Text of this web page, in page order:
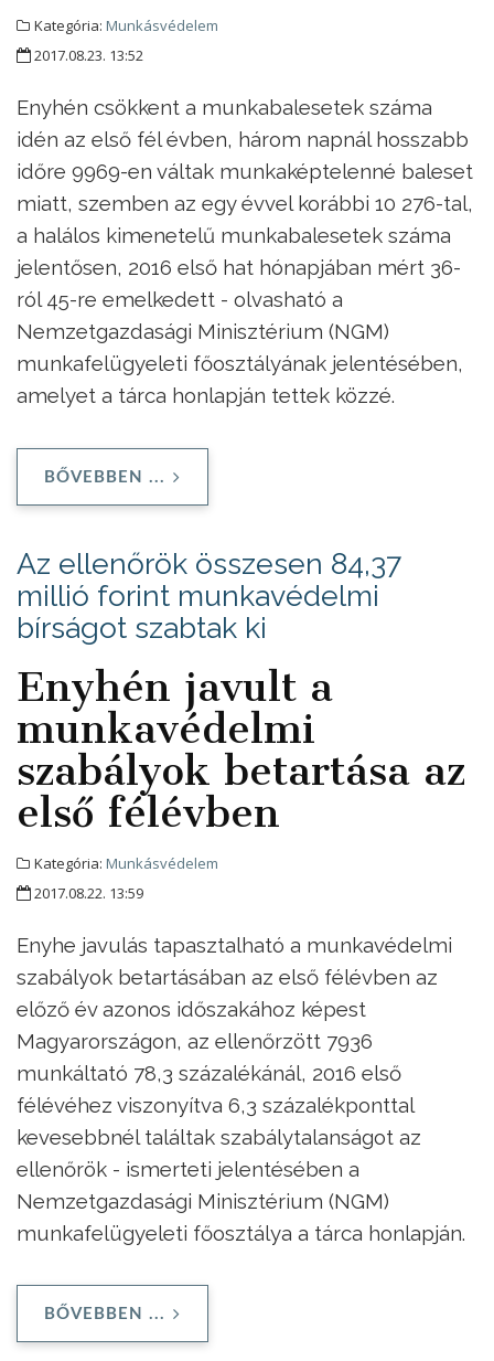
Kategória: Munkásvédelem
2017.08.23. 13:52
Enyhén csökkent a munkabalesetek száma
idén az első fél évben, három napnál hosszabb
időre 9969-en váltak munkaképtelenné baleset
miatt, szemben az egy évvel korábbi 10 276-tal,
a halálos kimenetelű munkabalesetek száma
jelentősen, 2016 első hat hónapjában mért 36-
ról 45-re emelkedett - olvasható a
Nemzetgazdasági Minisztérium (NGM)
munkafelügyeleti főosztályának jelentésében,
amelyet a tárca honlapján tettek közzé.
BŐVEBBEN ...
Az ellenőrök összesen 84,37
millió forint munkavédelmi
bírságot szabtak ki
Enyhén javult a
munkavédelmi
szabályok betartása az
első félévben
Kategória: Munkásvédelem
2017.08.22. 13:59
Enyhe javulás tapasztalható a munkavédelmi
szabályok betartásában az első félévben az
előző év azonos időszakához képest
Magyarországon, az ellenőrzött 7936
munkáltató 78,3 százalékánál, 2016 első
félévéhez viszonyítva 6,3 százalékponttal
kevesebbnél találtak szabálytalanságot az
ellenőrök - ismerteti jelentésében a
Nemzetgazdasági Minisztérium (NGM)
munkafelügyeleti főosztálya a tárca honlapján.
BŐVEBBEN ...